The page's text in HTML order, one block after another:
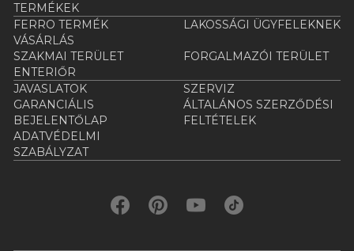
TERMÉKEK
FERRO TERMÉK
VÁSÁRLÁS
LAKOSSÁGI ÜGYFELEKNEK
SZAKMAI TERÜLET
FORGALMAZÓI TERÜLET
ENTERIŐR
JAVASLATOK
SZERVIZ
GARANCIÁLIS
BEJELENTŐLAP
ÁLTALÁNOS SZERZŐDÉSI
FELTÉTELEK
ADATVÉDELMI
SZABÁLYZAT